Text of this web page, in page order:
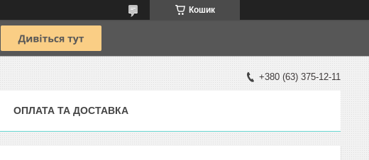
Кошик
+380 (63) 375-12-11
ОПЛАТА ТА ДОСТАВКА